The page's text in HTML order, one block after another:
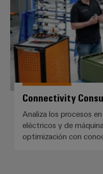
Connectivity
Analiza los procesos
eléctricos y de
optimización con